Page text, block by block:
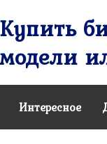
Купить
Интересное